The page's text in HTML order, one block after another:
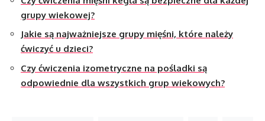
grupy wiekowej?
Jakie są najważniejsze grupy mięśni, które należy
ćwiczyć u dzieci?
Czy ćwiczenia izometryczne na pośladki są
odpowiednie dla wszystkich grup wiekowych?